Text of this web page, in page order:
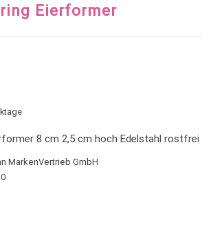
Eierformer
8 cm 2,5 cm hoch Edelstahl rostfrei
MarkenVertrieb GmbH